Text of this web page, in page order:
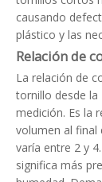
causando
plástico y las
Relación de
La relación de
tornillo desde la
medición. Es la
volumen al final
varía entre 2 y
significa más